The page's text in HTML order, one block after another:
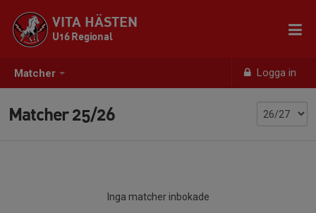
Matcher Logga in
VITA HÄSTEN
U16 Regional
Matcher 25/26
Inga matcher inbokade